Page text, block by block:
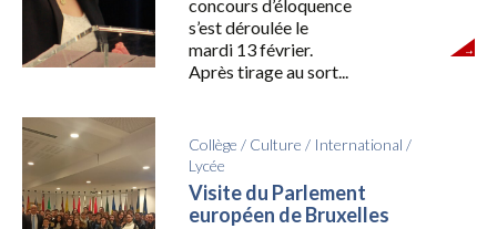
concours d’éloquence
s’est déroulée le
mardi 13 février.
Après tirage au sort...
Collège / Culture / International /
Lycée
Visite du Parlement
européen de Bruxelles